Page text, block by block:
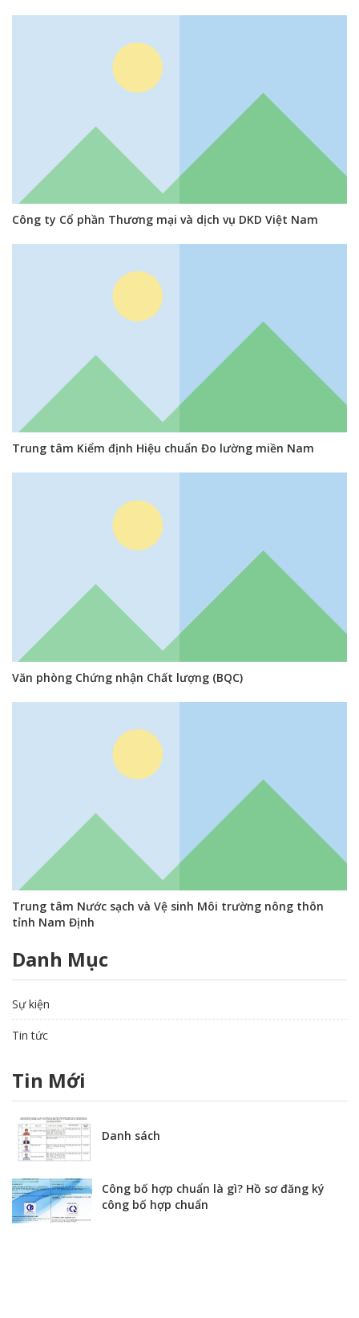
Công ty Cổ phần Thương mại và dịch vụ DKD Việt Nam
Trung tâm Kiểm định Hiệu chuẩn Đo lường miền Nam
Văn phòng Chứng nhận Chất lượng (BQC)
Trung tâm Nước sạch và Vệ sinh Môi trường nông thôn
tỉnh Nam Định
Danh Mục
Sự kiện
Tin tức
Tin Mới
Danh sách
Công bố hợp chuẩn là gì? Hồ sơ đăng ký
công bố hợp chuẩn